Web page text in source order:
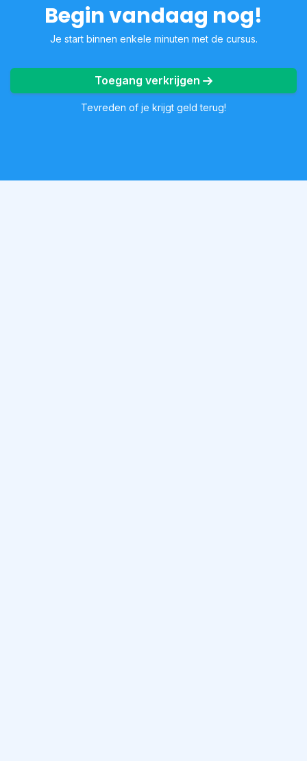
Begin vandaag nog!
Je start binnen enkele minuten met de cursus.
Toegang verkrijgen
Tevreden of je krijgt geld terug!